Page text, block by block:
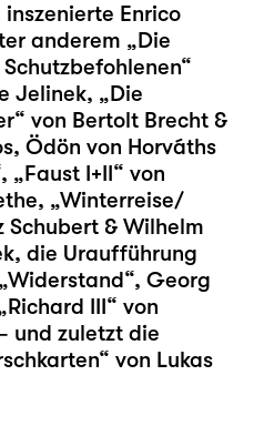
Enrico
anderem „Die
Jelinek, „Die
von Bertolt Brecht &
Ödön von Horváths
, „Faust I+II“ von
„Winterreise/
Schubert & Wilhelm
die Uraufführung
„Widerstand“, Georg
III“ von
und zuletzt die
“ von Lukas